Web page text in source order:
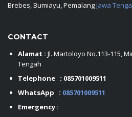
Brebes, Bumiayu, PemalangJawa
CONTACT
Alamat : Jl. Martoloyo No.113-115,
Tengah
Telephone : 085701009511
WhatsApp : 085701009511
Emergency :